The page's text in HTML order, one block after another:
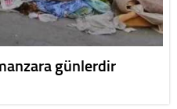
günlerdir